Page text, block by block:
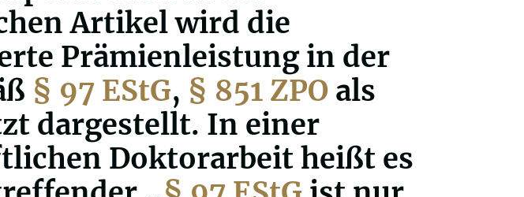
Artikel wird die
Prämienleistung in der
§ 97 EStG, § 851 ZPO als
dargestellt. In einer
Doktorarbeit heißt es